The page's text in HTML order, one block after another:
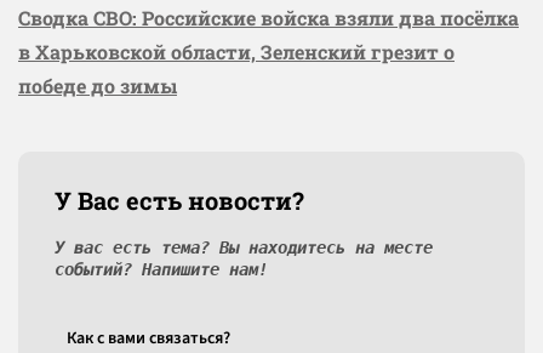
Сводка СВО: Российские войска взяли два посёлка
в Харьковской области, Зеленский грезит о
победе до зимы
У Вас есть новости?
У вас есть тема? Вы находитесь на месте
событий? Напишите нам!
Как c вами связаться?